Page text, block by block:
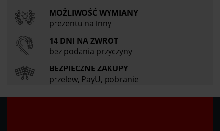
MOŻLIWOŚĆ WYMIANY
prezentu na inny
14 DNI NA ZWROT
bez podania przyczyny
BEZPIECZNE ZAKUPY
przelew, PayU, pobranie